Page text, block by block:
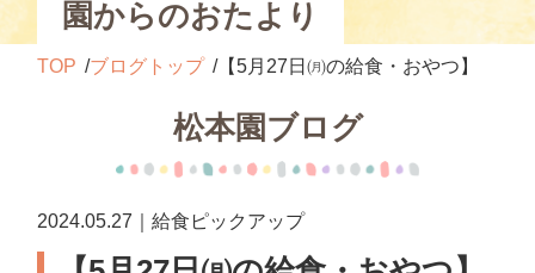
園からのおたより
TOP ブログトップ 【5月27日㈪の給食・おやつ】
松本園ブログ
2024.05.27｜給食ピックアップ